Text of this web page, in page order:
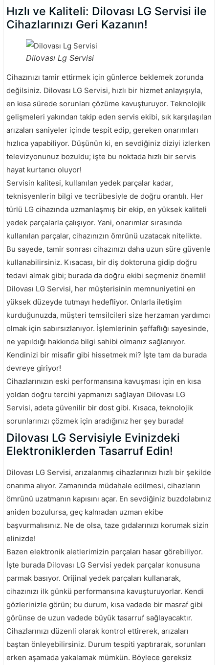
Hızlı ve Kaliteli: Dilovası LG Servisi ile
Cihazlarınızı Geri Kazanın!
Dilovası Lg Servisi
Cihazınızı tamir ettirmek için günlerce beklemek zorunda
değilsiniz. Dilovası LG Servisi, hızlı bir hizmet anlayışıyla,
en kısa sürede sorunları çözüme kavuşturuyor. Teknolojik
gelişmeleri yakından takip eden servis ekibi, sık karşılaşılan
arızaları saniyeler içinde tespit edip, gereken onarımları
hızlıca yapabiliyor. Düşünün ki, en sevdiğiniz diziyi izlerken
televizyonunuz bozuldu; işte bu noktada hızlı bir servis
hayat kurtarıcı oluyor!
Servisin kalitesi, kullanılan yedek parçalar kadar,
teknisyenlerin bilgi ve tecrübesiyle de doğru orantılı. Her
türlü LG cihazında uzmanlaşmış bir ekip, en yüksek kaliteli
yedek parçalarla çalışıyor. Yani, onarımlar sırasında
kullanılan parçalar, cihazınızın ömrünü uzatacak nitelikte.
Bu sayede, tamir sonrası cihazınızı daha uzun süre güvenle
kullanabilirsiniz. Kısacası, bir diş doktoruna gidip doğru
tedavi almak gibi; burada da doğru ekibi seçmeniz önemli!
Dilovası LG Servisi, her müşterisinin memnuniyetini en
yüksek düzeyde tutmayı hedefliyor. Onlarla iletişim
kurduğunuzda, müşteri temsilcileri size herzaman yardımcı
olmak için sabırsızlanıyor. İşlemlerinin şeffaflığı sayesinde,
ne yapıldığı hakkında bilgi sahibi olmanız sağlanıyor.
Kendinizi bir misafir gibi hissetmek mi? İşte tam da burada
devreye giriyor!
Cihazlarınızın eski performansına kavuşması için en kısa
yoldan doğru tercihi yapmanızı sağlayan Dilovası LG
Servisi, adeta güvenilir bir dost gibi. Kısaca, teknolojik
sorunlarınızı çözmek için aradığınız her şey burada!
Dilovası LG Servisiyle Evinizdeki
Elektroniklerden Tasarruf Edin!
Dilovası LG Servisi, arızalanmış cihazlarınızı hızlı bir şekilde
onarıma alıyor. Zamanında müdahale edilmesi, cihazların
ömrünü uzatmanın kapısını açar. En sevdiğiniz buzdolabınız
aniden bozulursa, geç kalmadan uzman ekibe
başvurmalısınız. Ne de olsa, taze gıdalarınızı korumak sizin
elinizde!
Bazen elektronik aletlerimizin parçaları hasar görebiliyor.
İşte burada Dilovası LG Servisi yedek parçalar konusuna
parmak basıyor. Orijinal yedek parçaları kullanarak,
cihazınızı ilk günkü performansına kavuşturuyorlar. Kendi
gözlerinizle görün; bu durum, kısa vadede bir masraf gibi
görünse de uzun vadede büyük tasarruf sağlayacaktır.
Cihazlarınızı düzenli olarak kontrol ettirerek, arızaları
baştan önleyebilirsiniz. Durum tespiti yaptırarak, sorunları
erken aşamada yakalamak mümkün. Böylece gereksiz